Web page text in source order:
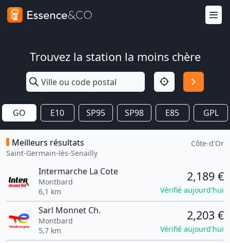
Trouvez la station la moins chère
GO E10 SP95 SP98 E85 GPL
Meilleurs résultats
Saint-Germain-lès-Senailly
Côte-d'Or
Intermarche La Cote
Montbard
6,1 km
2,189 €
Vérifié aujourd'hui
Sarl Monnet Ch.
Montbard
5,7 km
2,203 €
Vérifié aujourd'hui